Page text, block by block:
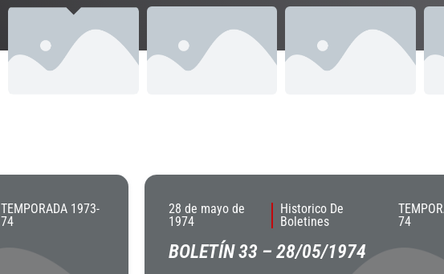
TEMPORADA 1973-
74
28 de mayo de
1974
Historico De
Boletines
74
BOLETÍN 33 – 28/05/1974